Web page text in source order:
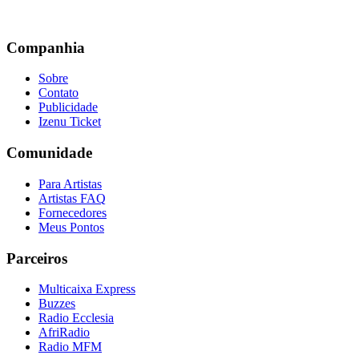
Companhia
Sobre
Contato
Publicidade
Izenu Ticket
Comunidade
Para Artistas
Artistas FAQ
Fornecedores
Meus Pontos
Parceiros
Multicaixa Express
Buzzes
Radio Ecclesia
AfriRadio
Radio MFM